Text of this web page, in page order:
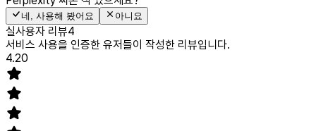
네, 사용해 봤어요 아니요
실사용자 리뷰4
서비스 사용을 인증한 유저들이 작성한 리뷰입니다.
4.20